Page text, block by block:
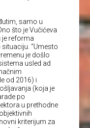
samo u
što je Vučićeva
je reforma
“Umesto
je došlo
usled ad
od 2016) i
(koja je
po
u prethodne
kriterijum za